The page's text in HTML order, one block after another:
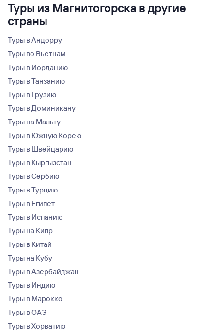
Туры из Магнитогорска в другие
страны
Туры в Андорру
Туры во Вьетнам
Туры в Иорданию
Туры в Танзанию
Туры в Грузию
Туры в Доминикану
Туры на Мальту
Туры в Южную Корею
Туры в Швейцарию
Туры в Кыргызстан
Туры в Сербию
Туры в Турцию
Туры в Египет
Туры в Испанию
Туры на Кипр
Туры в Китай
Туры на Кубу
Туры в Азербайджан
Туры в Индию
Туры в Марокко
Туры в ОАЭ
Туры в Хорватию